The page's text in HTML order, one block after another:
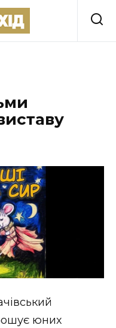
юних